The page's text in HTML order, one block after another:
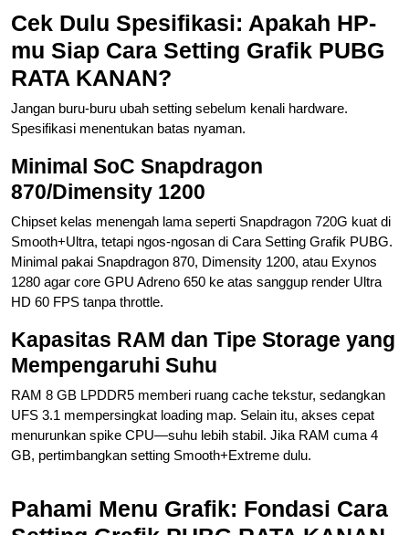
Cek Dulu Spesifikasi: Apakah HP-
mu Siap Cara Setting Grafik PUBG
RATA KANAN?
Jangan buru-buru ubah setting sebelum kenali hardware.
Spesifikasi menentukan batas nyaman.
Minimal SoC Snapdragon
870/Dimensity 1200
Chipset kelas menengah lama seperti Snapdragon 720G kuat di
Smooth+Ultra, tetapi ngos-ngosan di Cara Setting Grafik PUBG.
Minimal pakai Snapdragon 870, Dimensity 1200, atau Exynos
1280 agar core GPU Adreno 650 ke atas sanggup render Ultra
HD 60 FPS tanpa throttle.
Kapasitas RAM dan Tipe Storage yang
Mempengaruhi Suhu
RAM 8 GB LPDDR5 memberi ruang cache tekstur, sedangkan
UFS 3.1 mempersingkat loading map. Selain itu, akses cepat
menurunkan spike CPU—suhu lebih stabil. Jika RAM cuma 4
GB, pertimbangkan setting Smooth+Extreme dulu.
Pahami Menu Grafik: Fondasi Cara